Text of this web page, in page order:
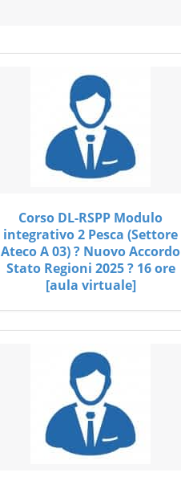
Corso DL-RSPP Modulo
integrativo 2 Pesca (Settore
Ateco A 03) ? Nuovo Accordo
Stato Regioni 2025 ? 16 ore
[aula virtuale]